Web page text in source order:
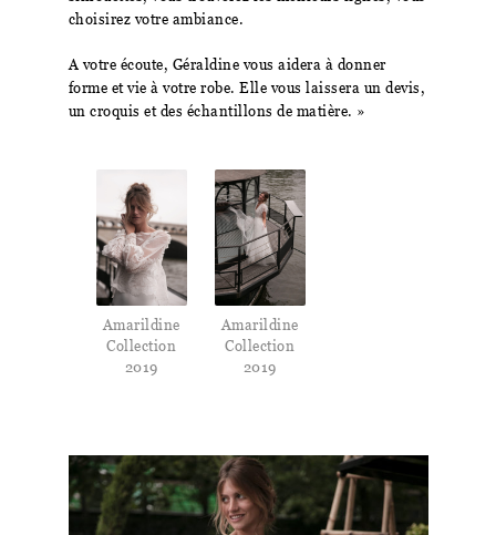
choisirez votre ambiance.
A votre écoute, Géraldine vous aidera à donner
forme et vie à votre robe. Elle vous laissera un devis,
un croquis et des échantillons de matière. »
Amarildine
Collection
2019
Amarildine
Collection
2019